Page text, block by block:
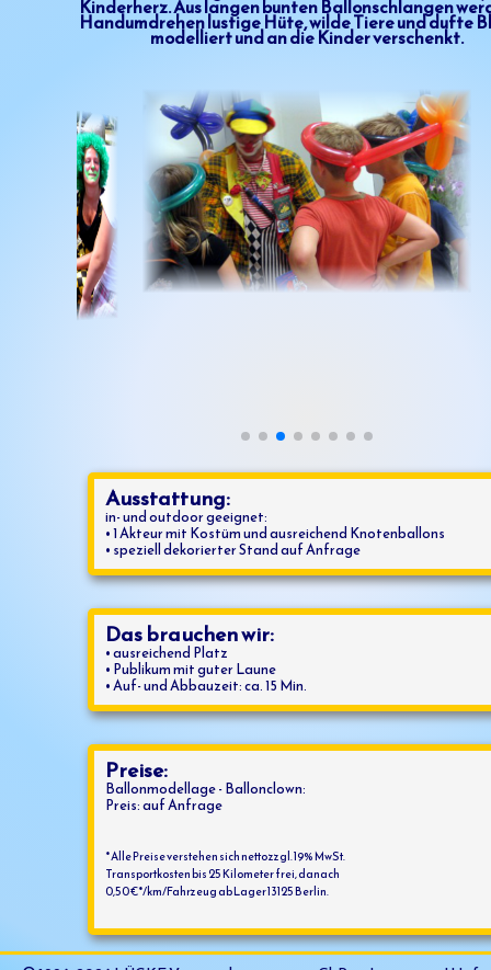
Kinderherz. Aus langen bunten Ballonschlangen
Handumdrehen lustige Hüte, wilde Tiere und dufte
modelliert und an die Kinder verschenkt.
Ausstattung:
in- und outdoor geeignet:
• 1 Akteur mit Kostüm und ausreichend Knotenballons
• speziell dekorierter Stand auf Anfrage
Das brauchen wir:
• ausreichend Platz
• Publikum mit guter Laune
• Auf- und Abbauzeit: ca. 15 Min.
Preise:
Ballonmodellage - Ballonclown:
Preis: auf Anfrage
* Alle Preise verstehen sich netto zzgl. 19% MwSt.
Transportkosten bis 25 Kilometer frei, danach
0,50 €*/km/Fahrzeug ab Lager 13125 Berlin.